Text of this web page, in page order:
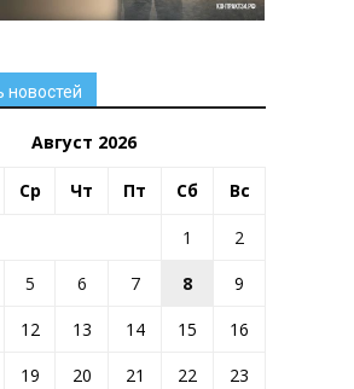
новостей
Август 2026
Ср Чт Пт Сб Вс
1
2
5 6 7 8
9
12 13 14 15
16
19 20 21 22
23